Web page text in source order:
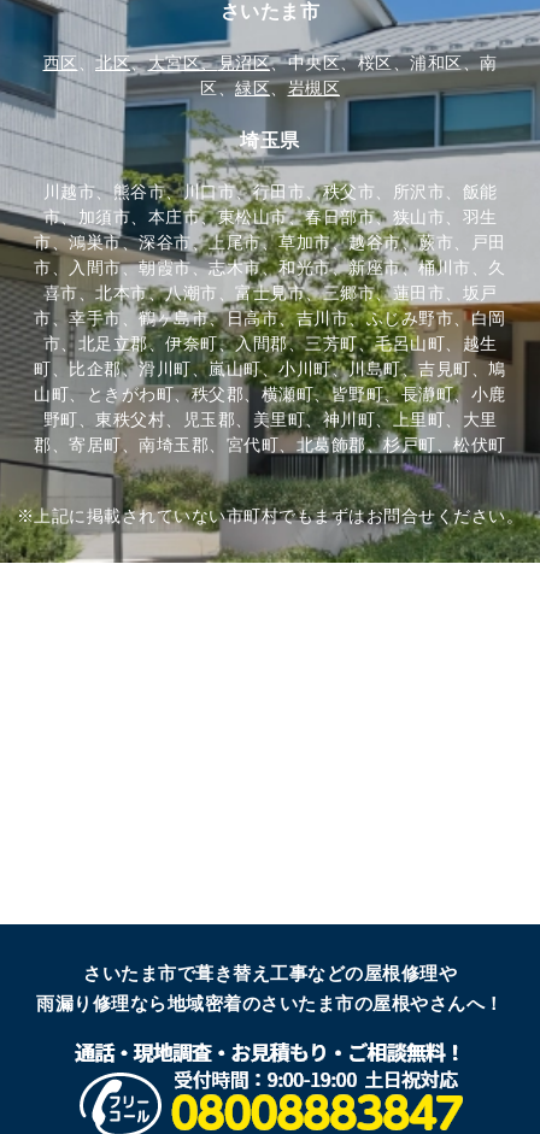
さいたま市
西区 、北区、大宮区、見沼区、中央区、桜区、浦和区、南
区、緑区、岩槻区
埼玉県
川越市、熊谷市、川口市、行田市、秩父市、所沢市、飯能
市、加須市、本庄市、東松山市、春日部市、狭山市、羽生
市、鴻巣市、深谷市、上尾市、草加市、越谷市、蕨市、戸田
市、入間市、朝霞市、志木市、和光市、新座市、桶川市、久
喜市、北本市、八潮市、富士見市、三郷市、蓮田市、坂戸
市、幸手市、鶴ヶ島市、日高市、吉川市、ふじみ野市、白岡
市、北足立郡、伊奈町、入間郡、三芳町、毛呂山町、越生
町、比企郡、滑川町、嵐山町、小川町、川島町、吉見町、鳩
山町、ときがわ町、秩父郡、横瀬町、皆野町、長瀞町、小鹿
野町、東秩父村、児玉郡、美里町、神川町、上里町、大里
郡、寄居町、南埼玉郡、宮代町、北葛飾郡、杉戸町、松伏町
※上記に掲載されていない市町村でもまずはお問合せください。
さいたま市で葺き替え工事などの屋根修理や
雨漏り修理なら地域密着のさいたま市の屋根やさんへ！